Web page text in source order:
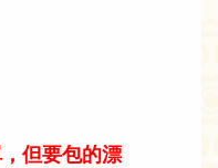
但要包的漂